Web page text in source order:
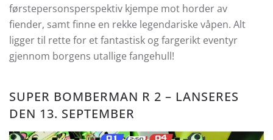
førstepersonsperspektiv kjempe mot horder av
fiender, samt finne en rekke legendariske våpen. Alt
ligger til rette for et fantastisk og fargerikt eventyr
gjennom borgens utallige fangehull!
SUPER BOMBERMAN R 2 – LANSERES
DEN 13. SEPTEMBER